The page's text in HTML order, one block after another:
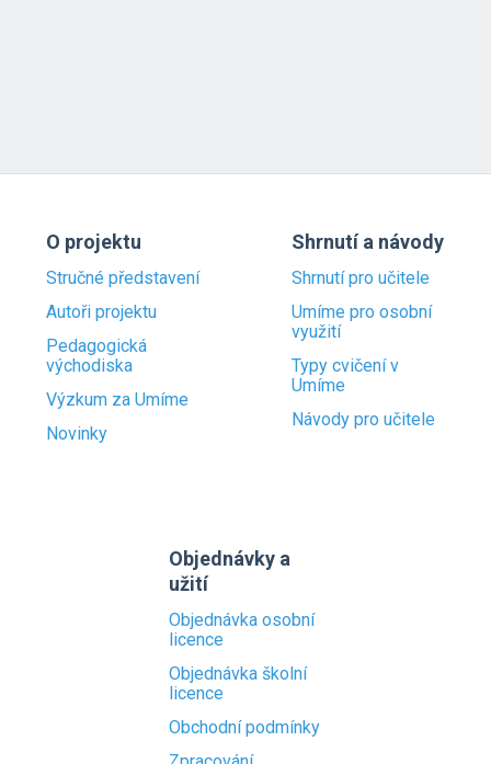
O projektu
Stručné představení
Autoři projektu
Pedagogická
východiska
Výzkum za Umíme
Novinky
Shrnutí a návody
Shrnutí pro učitele
Umíme pro osobní
využití
Typy cvičení v
Umíme
Návody pro učitele
Objednávky a
užití
Objednávka osobní
licence
Objednávka školní
licence
Obchodní podmínky